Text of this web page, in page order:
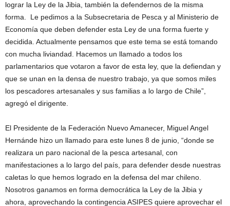
lograr la Ley de la Jibia, también la defendernos de la misma
forma. Le pedimos a la Subsecretaria de Pesca y al Ministerio de
Economía que deben defender esta Ley de una forma fuerte y
decidida. Actualmente pensamos que este tema se está tomando
con mucha liviandad. Hacemos un llamado a todos los
parlamentarios que votaron a favor de esta ley, que la defiendan y
que se unan en la densa de nuestro trabajo, ya que somos miles
los pescadores artesanales y sus familias a lo largo de Chile”,
agregó el dirigente.
El Presidente de la Federación Nuevo Amanecer, Miguel Angel
Hernánde hizo un llamado para este lunes 8 de junio, “donde se
realizara un paro nacional de la pesca artesanal, con
manifestaciones a lo largo del país, para defender desde nuestras
caletas lo que hemos logrado en la defensa del mar chileno.
Nosotros ganamos en forma democrática la Ley de la Jibia y
ahora, aprovechando la contingencia ASIPES quiere aprovechar el